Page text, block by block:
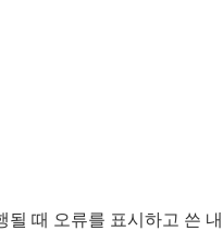
될 때 오류를 표시하고 쓴